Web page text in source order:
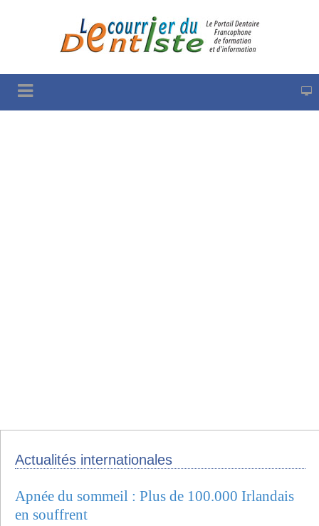
Actualités internationales
Apnée du sommeil : Plus de 100.000 Irlandais
en souffrent